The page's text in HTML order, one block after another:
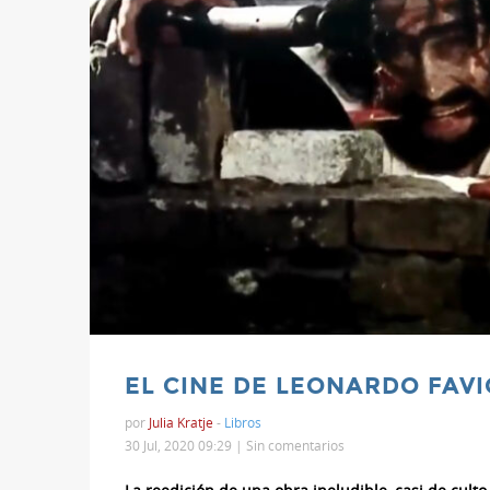
EL CINE DE LEONARDO
por Julia Kratje - Libros
30 Jul, 2020 09:29 | Sin comentarios